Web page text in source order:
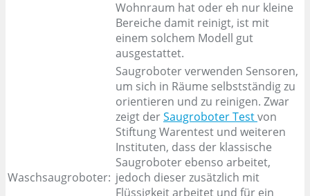
Wohnraum hat oder eh nur kleine
Bereiche damit reinigt, ist mit
einem solchem Modell gut
ausgestattet.
Waschsaugroboter:
Saugroboter verwenden Sensoren,
um sich in Räume selbstständig zu
orientieren und zu reinigen. Zwar
zeigt derSaugroboter Testvon
Stiftung Warentest und weiteren
Instituten, dass der klassische
Saugroboter ebenso arbeitet,
jedoch dieser zusätzlich mit
Flüssigkeit arbeitet und für ein